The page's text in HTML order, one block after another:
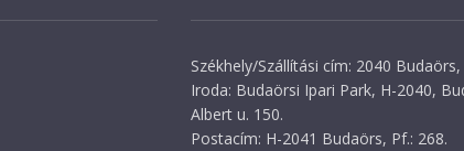
Székhely/Szállítási cím: 2040 Budaörs,
Iroda: Budaörsi Ipari Park, H-2040,
Albert u. 150.
Postacím: H-2041 Budaörs, Pf.: 268.